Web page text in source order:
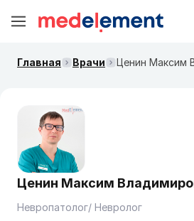
Главная Врачи Ценин Максим
Ценин Максим
Невропатолог/ Невролог